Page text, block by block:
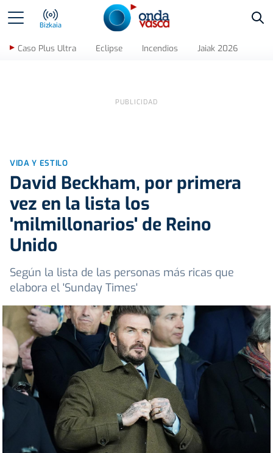
Bizkaia
Caso Plus Ultra Eclipse Incendios Jaiak 2026
VIDA Y ESTILO
David Beckham, por primera
vez en la lista los
'milmillonarios' de Reino
Unido
Según la lista de las personas más ricas que
elabora el 'Sunday Times'